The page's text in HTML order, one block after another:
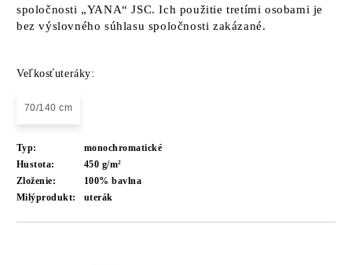
spoločnosti „YANA“ JSC. Ich použitie tretími osobami je
bez výslovného súhlasu spoločnosti zakázané.
Veľkosťuteráky:
70/140 cm
Typ:
monochromatické
Hustota:
450 g/m²
Zloženie:
100% bavlna
Milýprodukt:
uterák